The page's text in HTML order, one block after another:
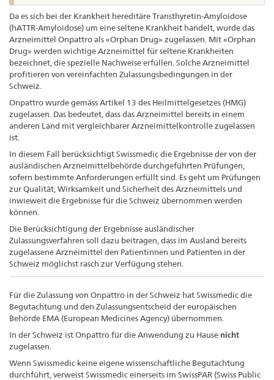
Da es sich bei der Krankheit hereditäre Transthyretin-Amyloidose
(hATTR-Amyloidose) um eine seltene Krankheit handelt, wurde das
Arzneimittel Onpattro als «Orphan Drug» zugelassen. Mit «Orphan
Drug» werden wichtige Arzneimittel für seltene Krankheiten
bezeichnet, die spezielle Nachweise erfüllen. Solche Arzneimittel
profitieren von vereinfachten Zulassungsbedingungen in der
Schweiz.
Onpattro wurde gemäss Artikel 13 des Heilmittelgesetzes (HMG)
zugelassen. Das bedeutet, dass das Arzneimittel bereits in einem
anderen Land mit vergleichbarer Arzneimittelkontrolle zugelassen
ist.
In diesem Fall berücksichtigt Swissmedic die Ergebnisse der von der
ausländischen Arzneimittelbehörde durchgeführten Prüfungen,
sofern bestimmte Anforderungen erfüllt sind. Es geht um Prüfungen
zur Qualität, Wirksamkeit und Sicherheit des Arzneimittels und
inwieweit die Ergebnisse für die Schweiz übernommen werden
können.
Die Berücksichtigung der Ergebnisse ausländischer
Zulassungsverfahren soll dazu beitragen, dass im Ausland bereits
zugelassene Arzneimittel den Patientinnen und Patienten in der
Schweiz möglichst rasch zur Verfügung stehen.
Für die Zulassung von Onpattro in der Schweiz hat Swissmedic die
Begutachtung und den Zulassungsentscheid der europäischen
Behörde EMA (European Medicines Agency) übernommen.
In der Schweiz ist Onpattro für die Anwendung zu Hause nicht
zugelassen.
Wenn Swissmedic keine eigene wissenschaftliche Begutachtung
durchführt, verweist Swissmedic einerseits im SwissPAR (Swiss Public